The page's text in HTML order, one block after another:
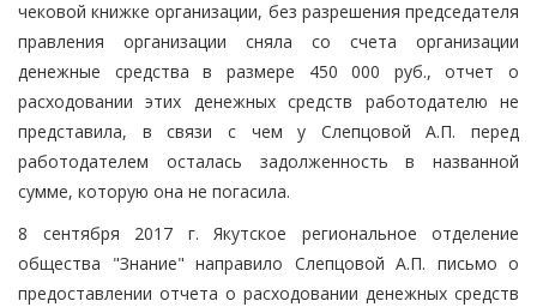
чековой книжке организации, без разрешения председателя
правления организации сняла со счета организации
денежные средства в размере 450 000 руб., отчет о
расходовании этих денежных средств работодателю не
представила, в связи с чем у Слепцовой А.П. перед
работодателем осталась задолженность в названной
сумме, которую она не погасила.
8 сентября 2017 г. Якутское региональное отделение
общества "Знание" направило Слепцовой А.П. письмо о
предоставлении отчета о расходовании денежных средств